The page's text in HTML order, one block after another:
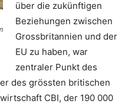
über die zukünftigen
Beziehungen zwischen
Grossbritannien und der
EU zu haben, war
zentraler Punkt des
des grössten britischen
CBI, der 190 000